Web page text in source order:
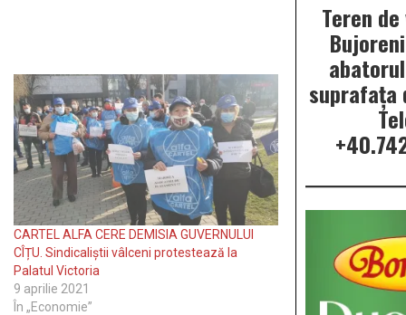
CARTEL ALFA CERE DEMISIA GUVERNULUI
CÎȚU. Sindicaliștii vâlceni protestează la
Palatul Victoria
9 aprilie 2021
În „Economie”
Teren
suprafața